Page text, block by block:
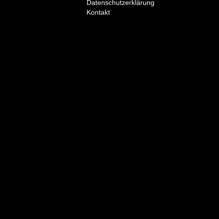
Datenschutzerklärung
Kontakt